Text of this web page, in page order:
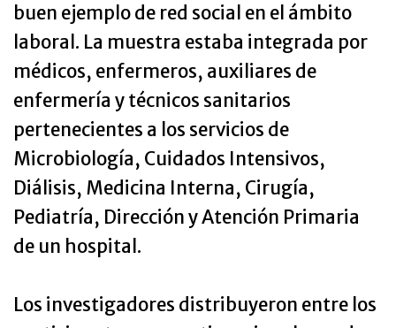
buen ejemplo de red social en el ámbito
laboral. La muestra estaba integrada por
médicos, enfermeros, auxiliares de
enfermería y técnicos sanitarios
pertenecientes a los servicios de
Microbiología, Cuidados Intensivos,
Diálisis, Medicina Interna, Cirugía,
Pediatría, Dirección y Atención Primaria
de un hospital.
Los investigadores distribuyeron entre los